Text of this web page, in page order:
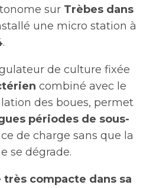
sur Trèbes dans
une micro station à
.
de culture fixée
combiné avec le
des boues, permet
périodes de sous-
de charge sans que la
se dégrade.
très compacte dans sa